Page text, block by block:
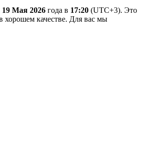
19 Мая 2026 года в 17:20 (UTC+3). Это
хорошем качестве. Для вас мы